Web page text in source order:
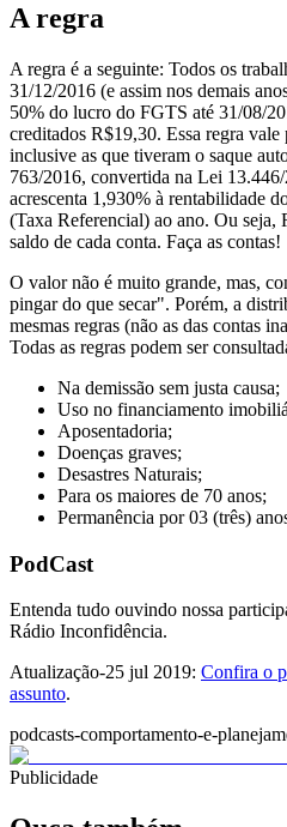
A regra
A regra é a seguinte: Todos os
31/12/2016 (e assim nos demais
50% do lucro do FGTS até 31/08/
creditados R$19,30. Essa regra vale
inclusive as que tiveram o saque
763/2016, convertida na Lei
acrescenta 1,930% à rentabilidade
(Taxa Referencial) ao ano. Ou seja,
saldo de cada conta. Faça as contas!
O valor não é muito grande, mas,
pingar do que secar". Porém, a
mesmas regras (não as das contas
Todas as regras podem ser
Na demissão sem justa causa;
Uso no financiamento
Aposentadoria;
Doenças graves;
Desastres Naturais;
Para os maiores de 70 anos;
Permanência por 03 (três)
PodCast
Entenda tudo ouvindo nossa
Rádio Inconfidência.
Atualização-25 jul 2019: Confira o
assunto.
podcasts-comportamento-e-
Publicidade